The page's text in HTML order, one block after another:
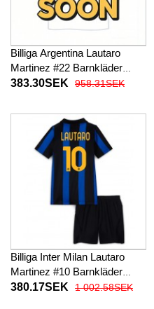
Billiga Argentina Lautaro
Martinez #22 Barnkläder
Hemma fotbollskläder till
Korta byxor)
383.30SEK 958.31SEK
Billiga Inter Milan Lautaro
Martinez #10 Barnkläder
Hemma fotbollskläder till
380.17SEK 1 002.58SEK